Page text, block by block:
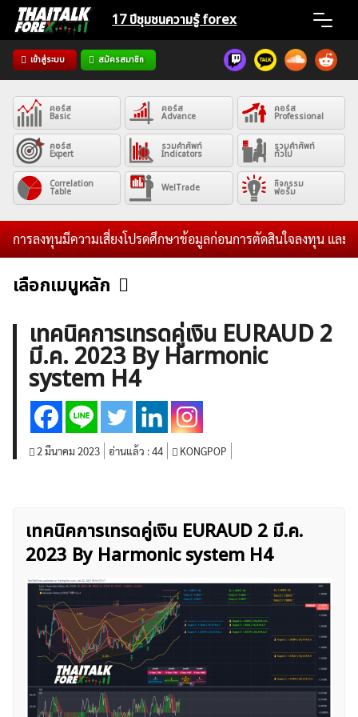
Skip
content
17 ปีชุมชนความรู้ forex
เข้าสู่ระบบ สมัครสมาชิก
Home
News
Articles
VPS Register
ค้นหา
สำหรับ:
คอร์ส
Basic
คอร์ส
Advance
คอร์ส
Professional
คอร์ส
Expert
รวมคำศัพท์
Indicators
รวมคำศัพท์
ทั่วไป
Correlation
Table WelTrade กิจกรรม
ฟอรั่ม
ารลงทุนมีความเสี่ยงโปรดศึกษาข้อมูลก่อนการตัดสินใจลงทุน และไม่
เลือกเมนูหลัก
ข่าวฟอเร็กซ์และสกุลเงิน คริปโตเคอร์เรนซี
ฟรีซิกแนล รายวัน
บทวิเคราะห์
เศรษฐกิจทั่วไป ดัชนี-หุ้น
พันธบัตร
สินค้าโภคภัณฑ์
โบรกเกอร์ FX
กองทุน Forex
ฟรี EA
เทคนิคการเทรดคู่เงิน EURAUD 2
มี.ค. 2023 By Harmonic
system H4
2 มีนาคม 2023 อ่านแล้ว :44 KONGPOP
เทคนิคการเทรดคู่เงิน EURAUD 2 มี.ค.
2023 By Harmonic system H4